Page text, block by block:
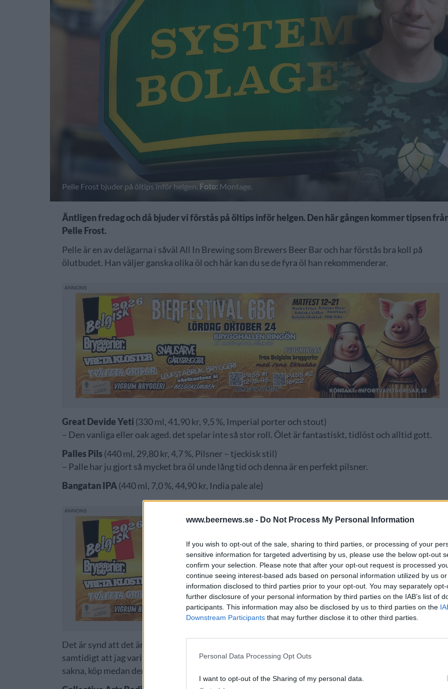
www.beernews.se - Do Not Process My Personal Information
If you wish to opt-out of the sale, sharing to third parties, or processing of your
sensitive information for targeted advertising by us, please use the below opt-out
confirm your selection. Please note that after your opt-out request is processed
continue seeing interest-based ads based on personal information utilized by us
information disclosed to third parties prior to your opt-out. You may separately
further disclosure of your personal information by third parties on the IAB’s list of
participants. This information may also be disclosed by us to third parties on the
Downstream Participants that may further disclose it to other third parties.
Personal Data Processing Opt Outs
I want to opt-out of the Sharing of my personal data.
Pelle Frost bjuder på öltips inför helgen. Foto: Montage.
Äntligen fredag och då bjuder vi förstås på öltips inför helgen. Den här gången kommer tipsen
Pelle Frost.
Pelle är en av delägarna i såväl All In Brewing som Brewers Beer Bar och har förstås bra koll på
ölutbudet. Han väljer ganska olika öl och här kan du se de fyra öl han rekommenderar.
Great Devide Yeti (330 ml, 41,90 kr, 9,5 %, Imperial porter och stout)
– Den vanliga eller oak aged. det spelar inte så stor roll. Ölet är fantastiskt, tidlöst och alltid gott.
Palles Pils (440 ml, 29,80 kr, 4,7 %, Pilsner – tjeckisk stil)
– Palle har ju gjort så mycket bra öl unde lång tid och denna är en perfekt pilsner.
Bangatan IPA(440 ml, 7,0 %, 44,90 kr, India pale ale)
Det är synd att det är svårt att hålla flaggskepp igång alla vill ha något nytt hela tiden. Jag förstår
samtidigt att jag varit med och bidragit till detta med nyheter på fat hela tiden. Bangatan kommer
sakna, köp medan den finns kvar.